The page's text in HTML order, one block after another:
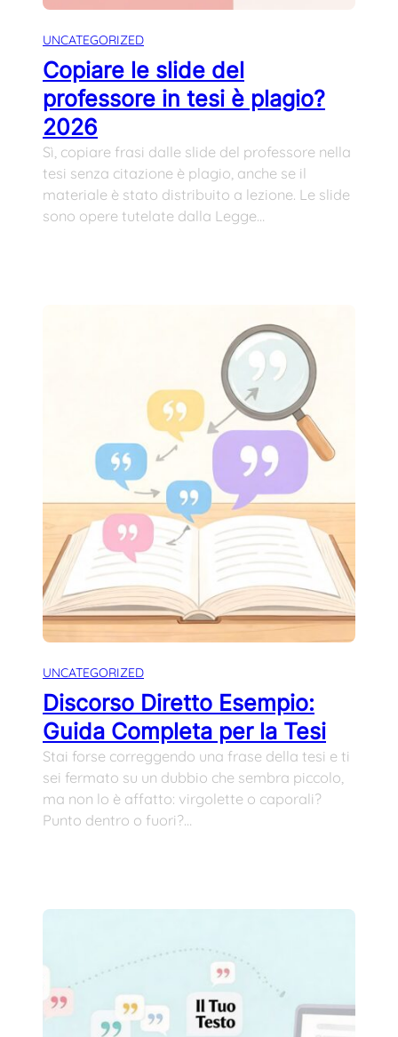
UNCATEGORIZED
Copiare le slide del
professore in tesi è plagio?
2026
Sì, copiare frasi dalle slide del professore nella
tesi senza citazione è plagio, anche se il
materiale è stato distribuito a lezione. Le slide
sono opere tutelate dalla Legge…
UNCATEGORIZED
Discorso Diretto Esempio:
Guida Completa per la Tesi
Stai forse correggendo una frase della tesi e ti
sei fermato su un dubbio che sembra piccolo,
ma non lo è affatto: virgolette o caporali?
Punto dentro o fuori?…